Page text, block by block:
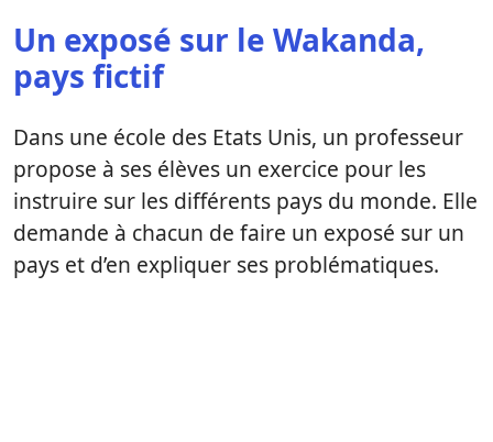
Un exposé sur le Wakanda,
pays fictif
Dans une école des Etats Unis, un professeur
propose à ses élèves un exercice pour les
instruire sur les différents pays du monde. Elle
demande à chacun de faire un exposé sur un
pays et d’en expliquer ses problématiques.